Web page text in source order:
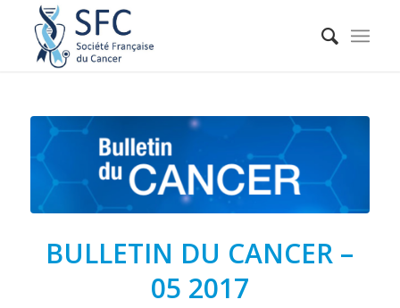
BULLETIN DU CANCER –
05 2017